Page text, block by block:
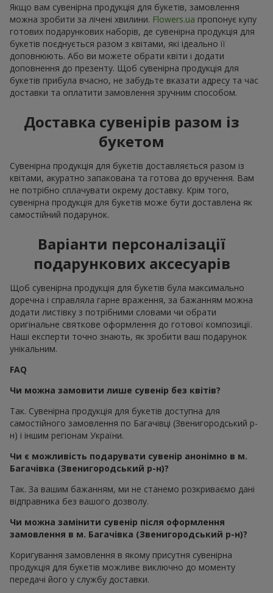
Якщо вам сувенірна продукція для букетів, замовлення
можна зробити за лічені хвилини. Flowers.ua пропонує купу
готових подарункових наборів, де сувенірна продукція для
букетів поєднується разом з квітами, які ідеально її
доповнюють. Або ви можете обрати квіти і додати
доповнення до презенту. Щоб сувенірна продукція для
букетів прибула вчасно, не забудьте вказати адресу та час
доставки та оплатити замовлення зручним способом.
Доставка сувенірів разом із
букетом
Сувенірна продукція для букетів доставляється разом із
квітами, акуратно запакована та готова до вручення. Вам
не потрібно сплачувати окрему доставку. Крім того,
сувенірна продукція для букетів може бути доставлена як
самостійний подарунок.
Варіанти персоналізації
подарункових аксесуарів
Щоб сувенірна продукція для букетів була максимально
доречна і справляла гарне враження, за бажанням можна
додати листівку з потрібними словами чи обрати
оригінальне святкове оформлення до готової композиції.
Наші експерти точно знають, як зробити ваш подарунок
унікальним.
FAQ
Чи можна замовити лише сувенір без квітів?
Так. Сувенірна продукція для букетів доступна для
самостійного замовлення по Багачівці (Звенигородський р-
н) і іншим регіонам України.
Чи є можливість подарувати сувенір анонімно в м.
Багачівка (Звенигородський р-н)?
Так. За вашим бажанням, ми не станемо розкриваємо дані
відправника без вашого дозволу.
Чи можна замінити сувенір після оформлення
замовлення в м. Багачівка (Звенигородський р-н)?
Коригування замовлення в якому присутня сувенірна
продукція для букетів можливе виключно до моменту
передачі його у службу доставки.